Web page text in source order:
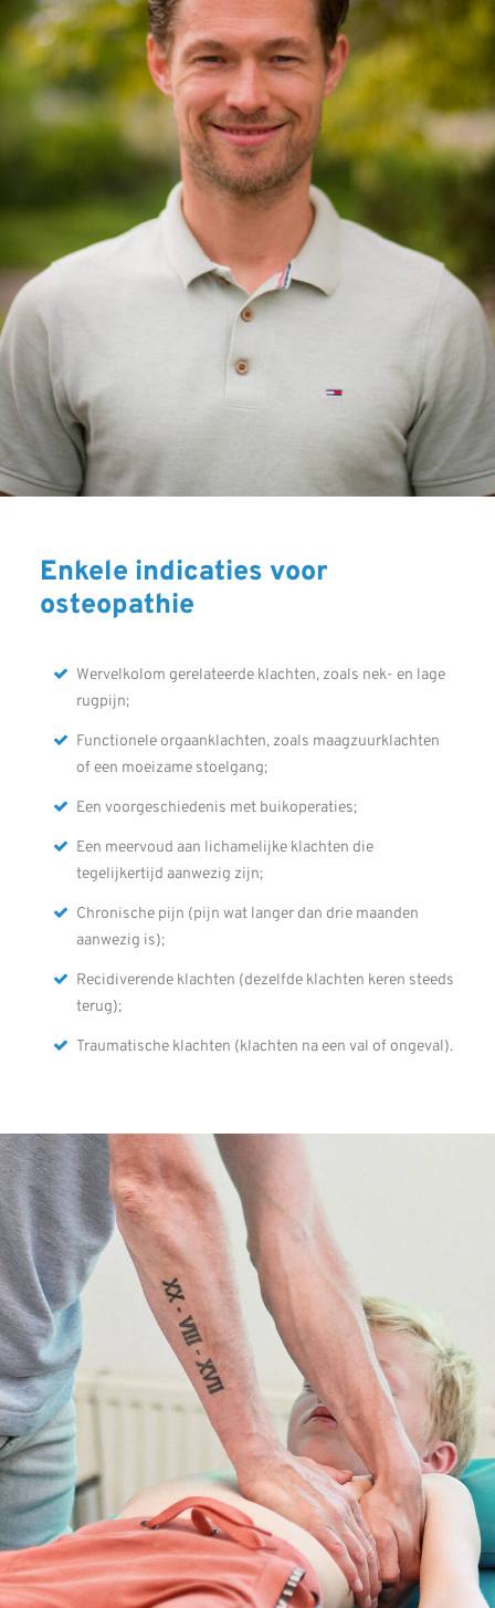
Enkele indicaties voor
osteopathie
Wervelkolom gerelateerde klachten, zoals nek- en lage
rugpijn;
Functionele orgaanklachten, zoals maagzuurklachten
of een moeizame stoelgang;
Een voorgeschiedenis met buikoperaties;
Een meervoud aan lichamelijke klachten die
tegelijkertijd aanwezig zijn;
Chronische pijn (pijn wat langer dan drie maanden
aanwezig is);
Recidiverende klachten (dezelfde klachten keren steeds
terug);
Traumatische klachten (klachten na een val of ongeval).